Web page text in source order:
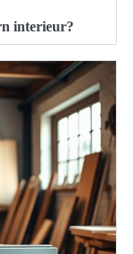
interieur?